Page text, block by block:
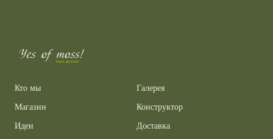
Кто мы
Магазин
Идеи
Галерея
Конструктор
Доставка